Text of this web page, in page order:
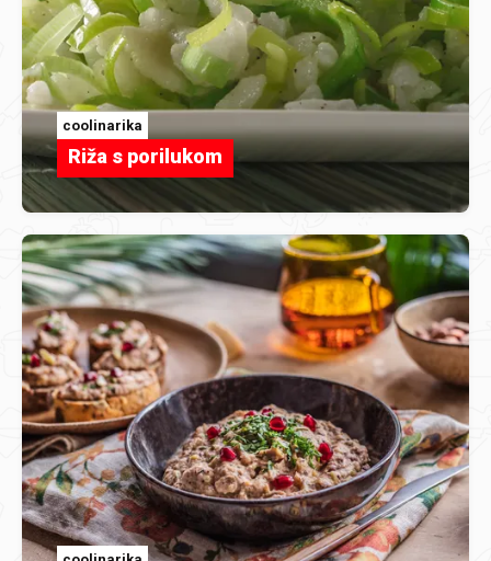
coolinarika
Riža s porilukom